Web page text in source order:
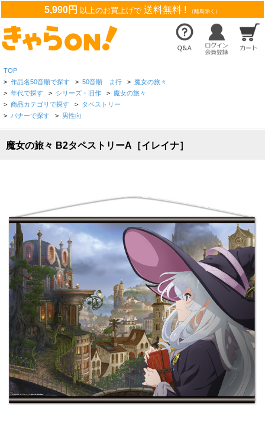
5,990円 以上のお買上げで 送料無料 ! （離島除く）
TOP
> 作品名50音順で探す > 50音順 ま行 > 魔女の旅々
> 年代で探す > シリーズ・旧作 > 魔女の旅々
> 商品カテゴリで探す > タペストリー
> バナーで探す > 男性向
魔女の旅々 B2タペストリーA［イレイナ］